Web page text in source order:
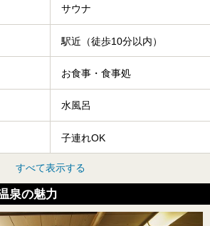
サウナ
駅近（徒歩10分以内）
お食事・食事処
水風呂
子連れOK
すべて表示する
泉の魅力